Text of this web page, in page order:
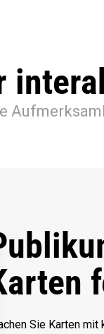
Sie Karten mit